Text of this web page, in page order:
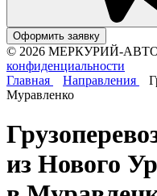
Оформить заявку
© 2026 МЕРКУРИЙ-АВТО.
конфиденциальности
Главная
Направления
Муравленко
из Нового